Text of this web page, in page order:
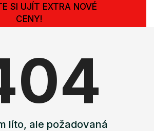
SI UJÍT EXTRA NOVÉ
CENY!
líto, ale požadovaná